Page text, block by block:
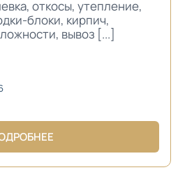
откосы, утепление,
блоки, кирпич,
вывоз [...]